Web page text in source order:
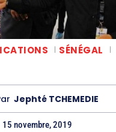
SÉNÉGAL
Jephté TCHEMEDIE
15 novembre, 2019